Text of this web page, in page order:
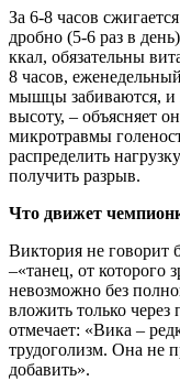
За 6-8 часов
дробно (5-6 раз в
ккал, обязательны
8 часов,
мышцы забиваются, и
высоту, – объясняет
микротравмы
распределить
получить разрыв.
Что движет
Виктория не говорит
–«танец, от которого
невозможно без
вложить только
отмечает: «Вика –
трудоголизм. Она не
добавить».